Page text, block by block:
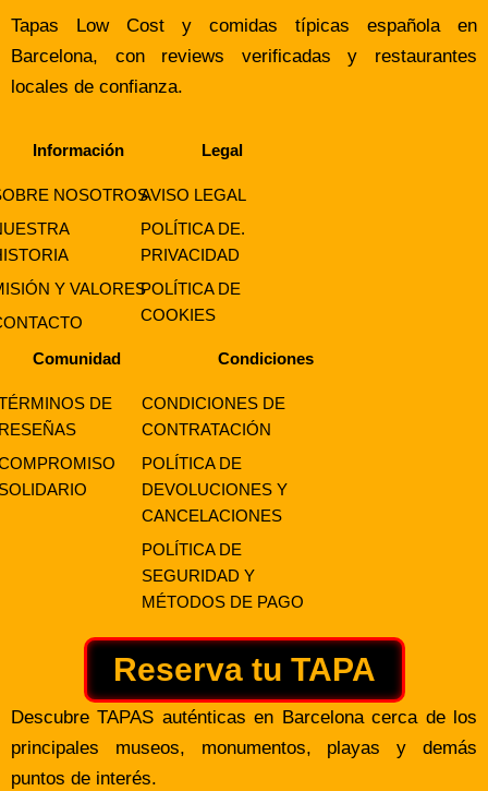
Tapas Low Cost y comidas típicas española en
Barcelona, con reviews verificadas y restaurantes
locales de confianza.
Información Legal
NOSOTROS
Y VALORES
AVISO LEGAL
POLÍTICA DE.
PRIVACIDAD
POLÍTICA DE
COOKIES
Comunidad Condiciones
DE
CONDICIONES DE
CONTRATACIÓN
POLÍTICA DE
DEVOLUCIONES Y
CANCELACIONES
POLÍTICA DE
SEGURIDAD Y
MÉTODOS DE PAGO
Reserva tu TAPA
Descubre TAPAS auténticas en Barcelona cerca de los
principales museos, monumentos, playas y demás
puntos de interés.